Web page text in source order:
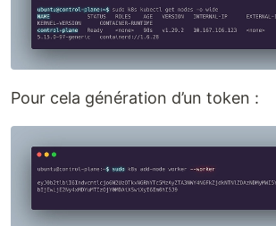
Pour cela génération d’un token :